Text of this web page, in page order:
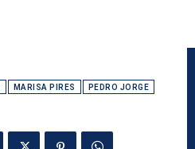
MARISA PIRES PEDRO JORGE